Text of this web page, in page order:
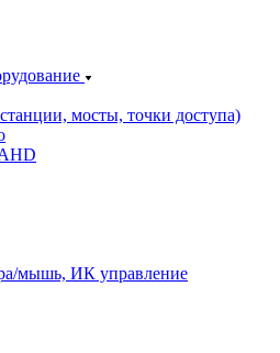
мосты, точки доступа)
мышь, ИК управление